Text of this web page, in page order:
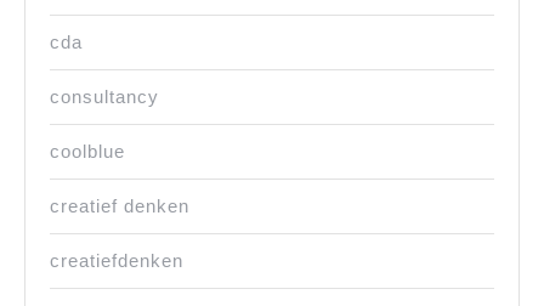
cda
consultancy
coolblue
creatief denken
creatiefdenken